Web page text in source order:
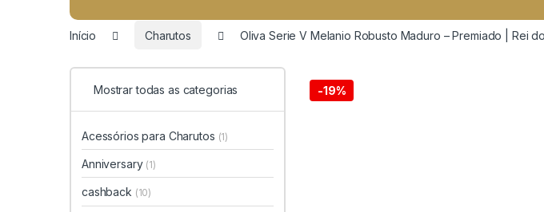
Início Charutos Oliva Serie V Melanio Robusto Maduro – Premiado | Rei
-19%
Mostrar todas as categorias
Acessórios para Charutos (1)
Anniversary (1)
cashback (10)